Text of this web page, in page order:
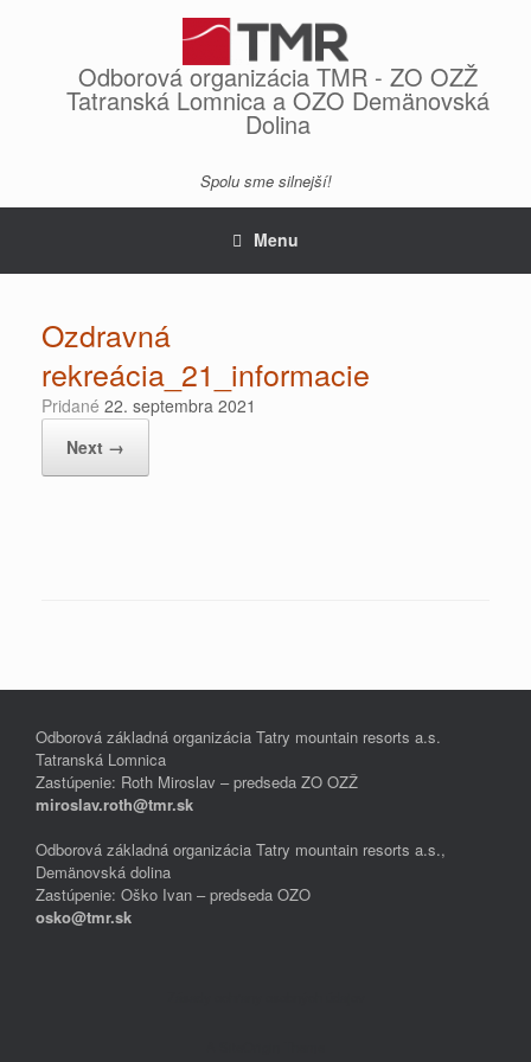
Odborová organizácia TMR - ZO OZŽ
Tatranská Lomnica a OZO Demänovská
Dolina
Spolu sme silnejší!
Menu
Ozdravná
rekreácia_21_informacie
Pridané 22. septembra 2021
Next →
Odborová základná organizácia Tatry mountain resorts a.s.
Tatranská Lomnica
Zastúpenie: Roth Miroslav – predseda ZO OZŽ
miroslav.roth@tmr.sk
Odborová základná organizácia Tatry mountain resorts a.s.,
Demänovská dolina
Zastúpenie: Oško Ivan – predseda OZO
osko@tmr.sk